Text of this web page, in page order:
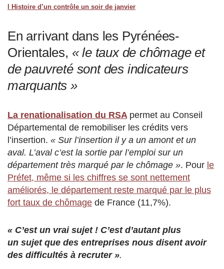
l Histoire d’un contrôle un soir de janvier
En arrivant dans les Pyrénées-
Orientales, « le taux de chômage et
de pauvreté sont des indicateurs
marquants »
La renationalisation du RSA permet au Conseil
Départemental de remobiliser les crédits vers
l’insertion. « Sur l’insertion il y a un amont et un
aval. L’aval c’est la sortie par l’emploi sur un
département très marqué par le chômage ». Pour le
Préfet, même si les chiffres se sont nettement
améliorés, le département reste marqué par le plus
fort taux de chômage de France (11,7%).
« C’est un vrai sujet ! C’est d’autant plus
un sujet que des entreprises nous disent avoir
des difficultés à recruter ».